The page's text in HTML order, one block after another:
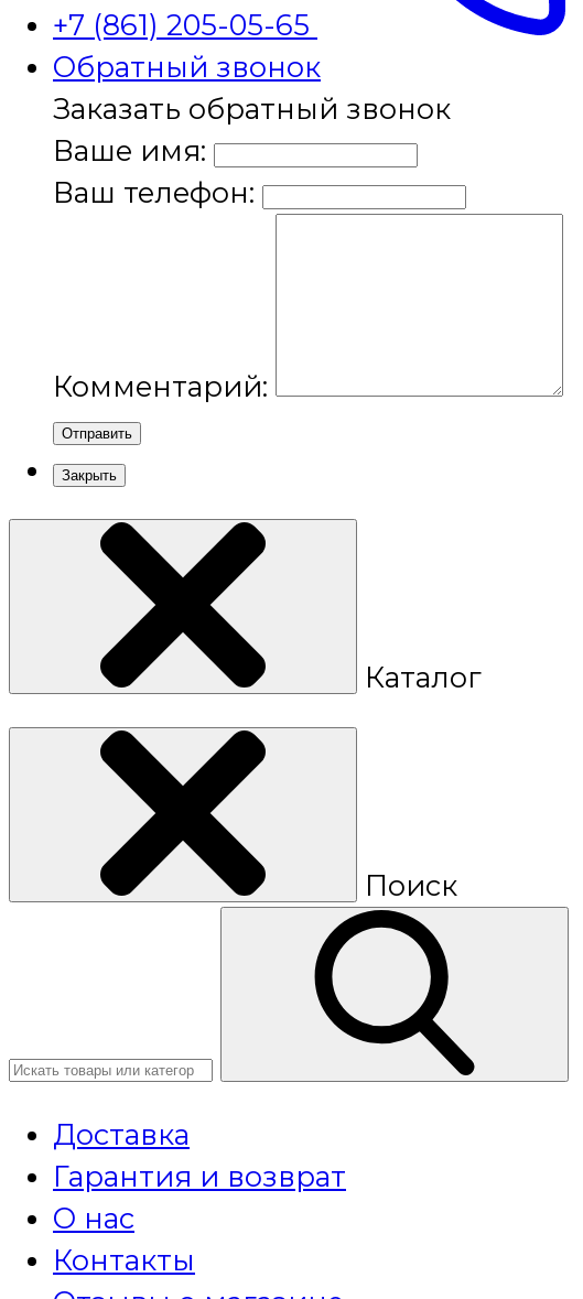
+7 (861) 205-05-65
Обратный звонок
Заказать обратный звонок
Ваше имя:
Ваш телефон:
Комментарий:
Отправить
Закрыть
Каталог
Поиск
Доставка
Гарантия и возврат
О нас
Контакты